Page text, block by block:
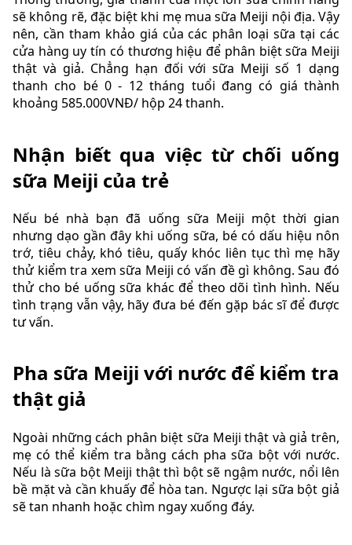
sẽ không rẽ, đặc biệt khi mẹ mua sữa Meiji nội địa. Vậy
nên, cần tham khảo giá của các phân loại sữa tại các
cửa hàng uy tín có thương hiệu để phân biệt sữa Meiji
thật và giả. Chẳng hạn đối với sữa Meiji số 1 dạng
thanh cho bé 0 - 12 tháng tuổi đang có giá thành
khoảng 585.000VNĐ/ hộp 24 thanh.
Nhận biết qua việc từ chối uống
sữa Meiji của trẻ
Nếu bé nhà bạn đã uống sữa Meiji một thời gian
nhưng dạo gần đây khi uống sữa, bé có dấu hiệu nôn
trớ, tiêu chảy, khó tiêu, quấy khóc liên tục thì mẹ hãy
thử kiểm tra xem sữa Meiji có vấn đề gì không. Sau đó
thử cho bé uống sữa khác để theo dõi tình hình. Nếu
tình trạng vẫn vậy, hãy đưa bé đến gặp bác sĩ để được
tư vấn.
Pha sữa Meiji với nước để kiểm tra
thật giả
Ngoài những cách phân biệt sữa Meiji thật và giả trên,
mẹ có thể kiểm tra bằng cách pha sữa bột với nước.
Nếu là sữa bột Meiji thật thì bột sẽ ngậm nước, nổi lên
bề mặt và cần khuấy để hòa tan. Ngược lại sữa bột giả
sẽ tan nhanh hoặc chìm ngay xuống đáy.